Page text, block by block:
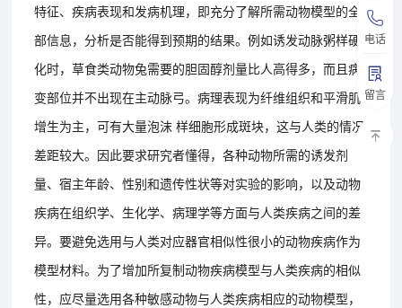
电话
留言
特征、疾病表现和发病机理，即充分了解所需动物模型的全
部信息，分析是否能得到预期的结果。例如诱发动脉粥样硬
化时，草食类动物兔需要的胆固醇剂量比人高得多，而且病
变部位并不出现在主动脉弓。病理表现为纤维组织和平滑肌
增生为主，可有大量泡沫 样细胞形成斑块，这与人类的情况
差距较大。因此要求研究者懂得，各种动物所需的诱发剂
量、宿主年龄、性别和遗传性状等对实验的影响，以及动物
疾病在组织学、生化学、病理学等方面与人类疾病之间的差
异。要避免选用与人类对应器官相似性很小的动物疾病作为
模型材料。为了增加所复制动物疾病模型与人类疾病的相似
性，应尽量选用各种敏感动物与人类疾病相应的动物模型，